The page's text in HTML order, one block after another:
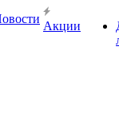
Акции